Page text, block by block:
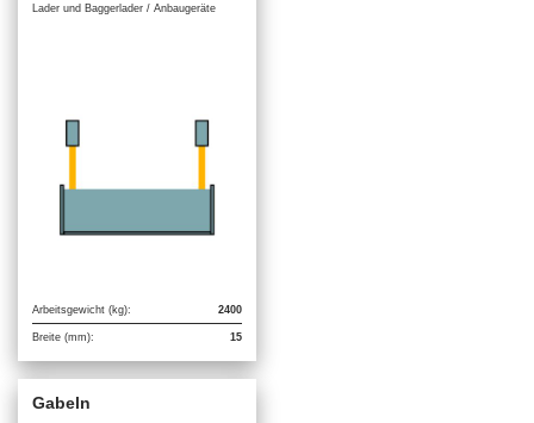
Lader und Baggerlader / Anbaugeräte
Arbeitsgewicht (kg): 2400
Breite (mm): 15
Gabeln